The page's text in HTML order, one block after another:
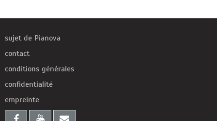
sujet de Pianova
contact
conditions générales
confidentialité
empreinte